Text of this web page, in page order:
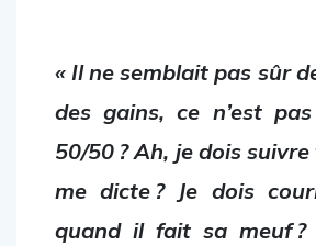
« Il ne semblait pas sûr
des gains, ce n’est
50/50 ? Ah, je dois
me dicte ? Je dois
quand il fait sa meuf ?